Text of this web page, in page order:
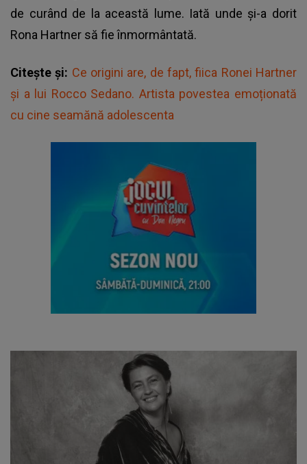
de curând de la această lume. Iată unde și-a dorit
Rona Hartner să fie înmormântată.
Citește și: Ce origini are, de fapt, fiica Ronei Hartner
și a lui Rocco Sedano. Artista povestea emoționată
cu cine seamănă adolescenta